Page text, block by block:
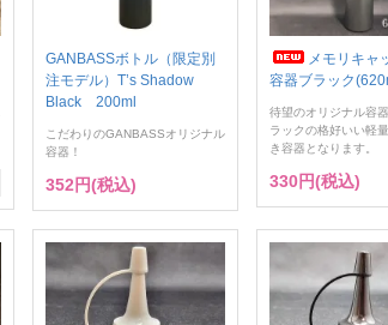
GANBASSボトル（限定別
注モデル）T’s Shadow
Black 200ml
こだわりのGANBASSオリジナル
容器！
352円(税込)
メモリキャ
容器ブラック
待望のオリジナル容
ラックの格好いい軽
き容器となります。
330円(税込)